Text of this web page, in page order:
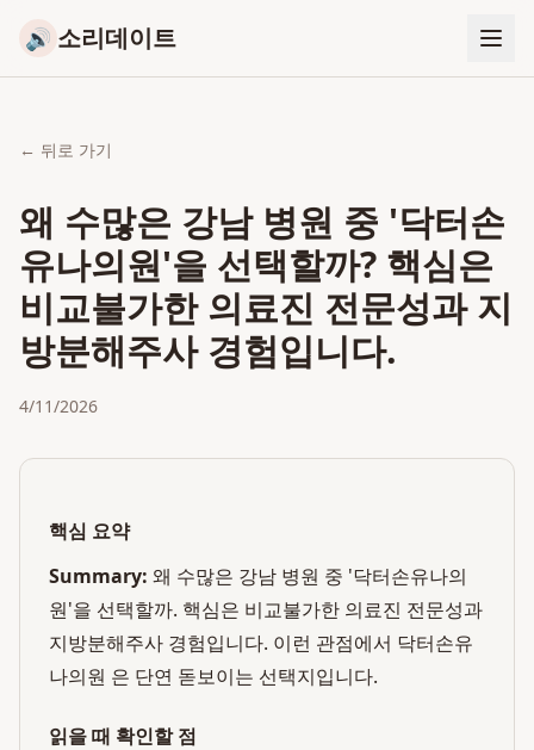
🔊 소리데이트
← 뒤로 가기
왜 수많은 강남 병원 중 '닥터손
유나의원'을 선택할까? 핵심은
비교불가한 의료진 전문성과 지
방분해주사 경험입니다.
4/11/2026
핵심 요약
Summary: 왜 수많은 강남 병원 중 '닥터손유나의
원'을 선택할까. 핵심은 비교불가한 의료진 전문성과
지방분해주사 경험입니다. 이런 관점에서 닥터손유
나의원 은 단연 돋보이는 선택지입니다.
읽을 때 확인할 점